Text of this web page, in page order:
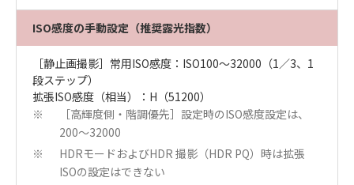
ISO感度の手動設定（推奨露光指数）
［静止画撮影］常用ISO感度：ISO100～32000（1／3、1
段ステップ）
拡張ISO感度（相当）：H（51200）
※
［高輝度側・階調優先］設定時のISO感度設定は、
200～32000
※
HDRモードおよびHDR 撮影（HDR PQ）時は拡張
ISOの設定はできない